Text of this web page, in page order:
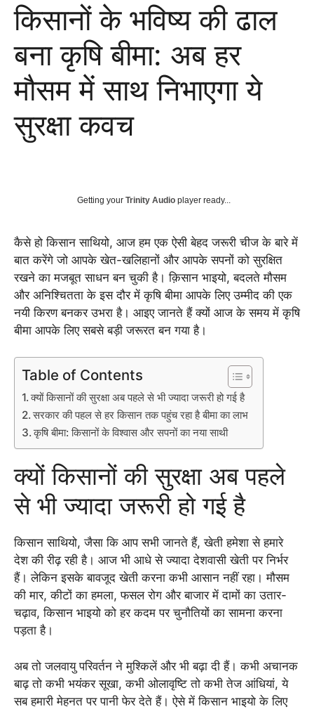
किसानों के भविष्य की ढाल
बना कृषि बीमा: अब हर
मौसम में साथ निभाएगा ये
सुरक्षा कवच
Getting your Trinity Audio player ready...
कैसे हो किसान साथियो, आज हम एक ऐसी बेहद जरूरी चीज के बारे में
बात करेंगे जो आपके खेत-खलिहानों और आपके सपनों को सुरक्षित
रखने का मजबूत साधन बन चुकी है। क़िसान भाइयो, बदलते मौसम
और अनिश्चितता के इस दौर में कृषि बीमा आपके लिए उम्मीद की एक
नयी किरण बनकर उभरा है। आइए जानते हैं क्यों आज के समय में कृषि
बीमा आपके लिए सबसे बड़ी जरूरत बन गया है।
Table of Contents
क्यों किसानों की सुरक्षा अब पहले से भी ज्यादा जरूरी हो गई है
सरकार की पहल से हर किसान तक पहुंच रहा है बीमा का लाभ
कृषि बीमा: किसानों के विश्वास और सपनों का नया साथी
क्यों किसानों की सुरक्षा अब पहले
से भी ज्यादा जरूरी हो गई है
किसान साथियो, जैसा कि आप सभी जानते हैं, खेती हमेशा से हमारे
देश की रीढ़ रही है। आज भी आधे से ज्यादा देशवासी खेती पर निर्भर
हैं। लेकिन इसके बावजूद खेती करना कभी आसान नहीं रहा। मौसम
की मार, कीटों का हमला, फसल रोग और बाजार में दामों का उतार-
चढ़ाव, किसान भाइयो को हर कदम पर चुनौतियों का सामना करना
पड़ता है।
अब तो जलवायु परिवर्तन ने मुश्किलें और भी बढ़ा दी हैं। कभी अचानक
बाढ़ तो कभी भयंकर सूखा, कभी ओलावृष्टि तो कभी तेज आंधियां, ये
सब हमारी मेहनत पर पानी फेर देते हैं। ऐसे में किसान भाइयो के लिए